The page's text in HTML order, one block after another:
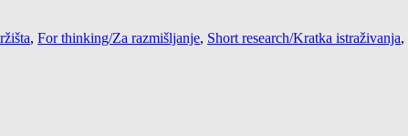
, For thinking/Za razmišljanje, Short research/Kratka istraživanja,